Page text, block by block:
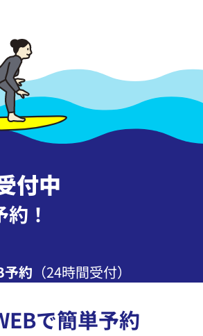
付中
！
予約 （24時間受付）
で簡単予約